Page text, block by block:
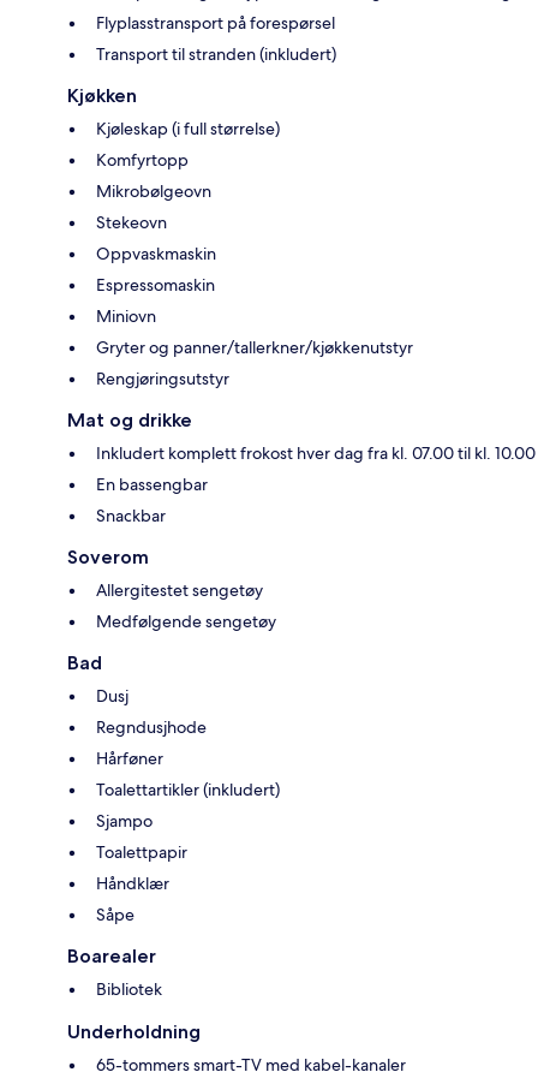
Flyplasstransport på forespørsel
Transport til stranden (inkludert)
Kjøkken
Kjøleskap (i full størrelse)
Komfyrtopp
Mikrobølgeovn
Stekeovn
Oppvaskmaskin
Espressomaskin
Miniovn
Gryter og panner/tallerkner/kjøkkenutstyr
Rengjøringsutstyr
Mat og drikke
Inkludert komplett frokost hver dag fra kl. 07.00 til kl. 10.00
En bassengbar
Snackbar
Soverom
Allergitestet sengetøy
Medfølgende sengetøy
Bad
Dusj
Regndusjhode
Hårføner
Toalettartikler (inkludert)
Sjampo
Toalettpapir
Håndklær
Såpe
Boarealer
Bibliotek
Underholdning
65-tommers smart-TV med kabel-kanaler